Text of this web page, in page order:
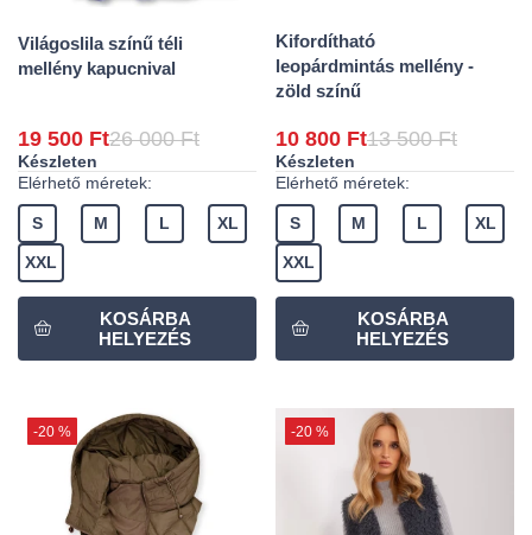
Világoslila színű téli
mellény kapucnival
19 500 Ft26 000 Ft
Készleten
Elérhető méretek:
S M L XL
XXL
Kifordítható
leopárdmintás mellény -
zöld színű
10 800 Ft13 500 Ft
Készleten
Elérhető méretek:
S M L XL
XXL
-20 % -20 %